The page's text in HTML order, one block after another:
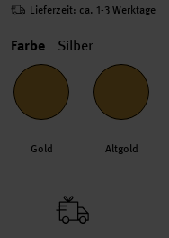
Lieferzeit: ca. 1-3 Werktage
Farbe Silber
Gold Altgold